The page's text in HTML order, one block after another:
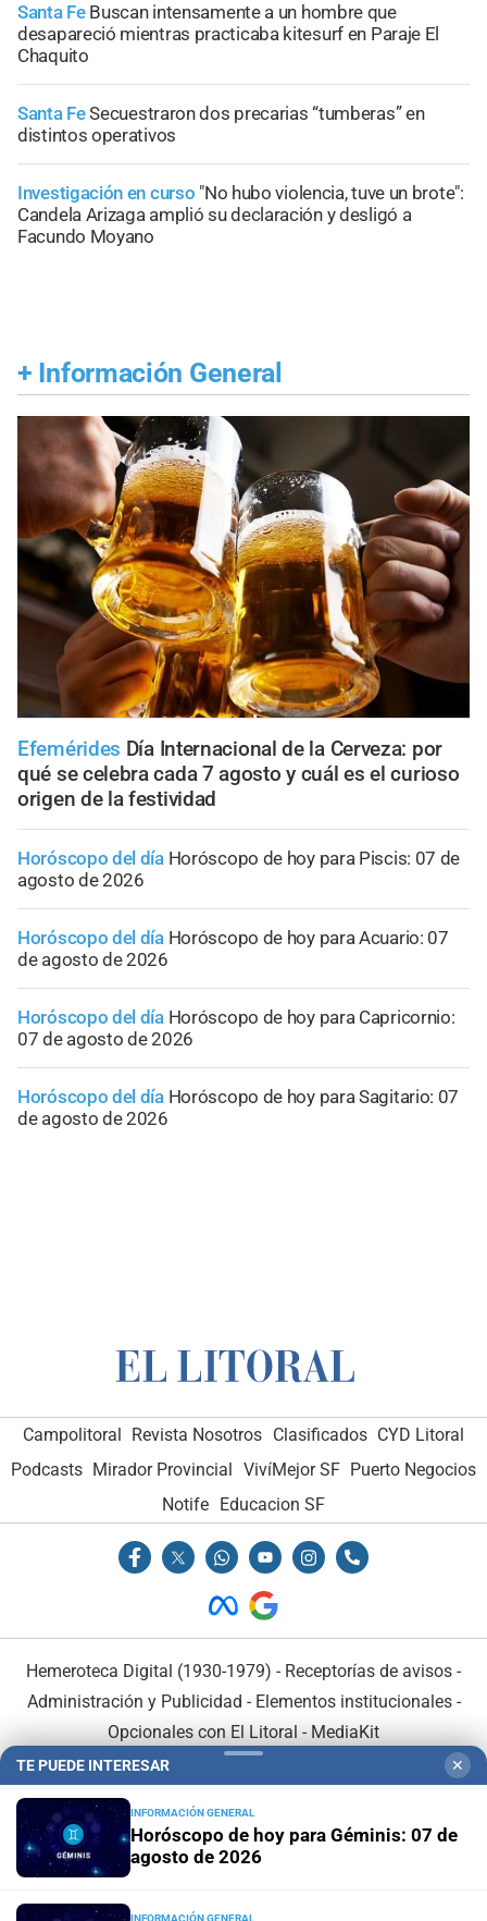
Santa Fe Buscan intensamente a un hombre que
desapareció mientras practicaba kitesurf en Paraje El
Chaquito
Santa FeSecuestraron dos precarias “tumberas” en
distintos operativos
Investigación en curso "No hubo violencia, tuve un brote":
Candela Arizaga amplió su declaración y desligó a
Facundo Moyano
+ Información General
Efemérides Día Internacional de la Cerveza: por
qué se celebra cada 7 agosto y cuál es el curioso
origen de la festividad
Horóscopo del día Horóscopo de hoy para Piscis: 07 de
agosto de 2026
Horóscopo del día Horóscopo de hoy para Acuario: 07
de agosto de 2026
Horóscopo del día Horóscopo de hoy para Capricornio:
07 de agosto de 2026
Horóscopo del día Horóscopo de hoy para Sagitario: 07
de agosto de 2026
Campolitoral Revista Nosotros Clasificados CYD Litoral
Podcasts Mirador Provincial VivíMejor SF Puerto Negocios
Notife Educacion SF
Hemeroteca Digital (1930-1979) - Receptorías de avisos -
Administración y Publicidad - Elementos institucionales-
Opcionales con El Litoral - MediaKit
TE PUEDE INTERESAR ✕
INFORMACIÓN GENERAL
Horóscopo de hoy para Géminis: 07 de
agosto de 2026
INFORMACIÓN GENERAL